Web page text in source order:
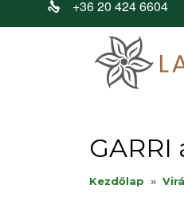
+36 20 424 6604
Kezdőlap »